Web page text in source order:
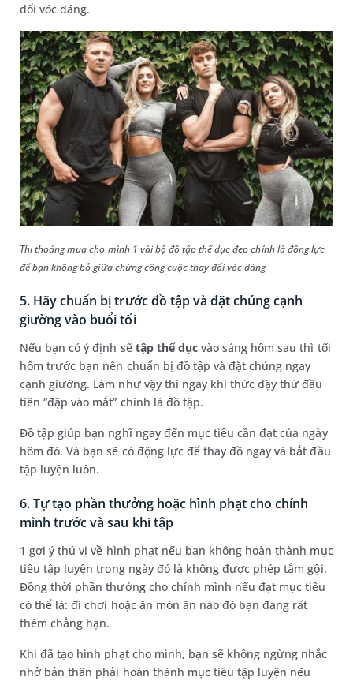
đổi vóc dáng.
Thi thoảng mua cho mình 1 vài bộ đồ tập thể dục đẹp chính là động lực
để bạn không bỏ giữa chừng công cuộc thay đổi vóc dáng
5. Hãy chuẩn bị trước đồ tập và đặt chúng cạnh
giường vào buổi tối
Nếu bạn có ý định sẽ tập thể dụcvào sáng hôm sau thì tối
hôm trước bạn nên chuẩn bị đồ tập và đặt chúng ngay
cạnh giường. Làm như vậy thì ngay khi thức dậy thứ đầu
tiên “đập vào mắt” chính là đồ tập.
Đồ tập giúp bạn nghĩ ngay đến mục tiêu cần đạt của ngày
hôm đó. Và bạn sẽ có động lực để thay đồ ngay và bắt đầu
tập luyện luôn.
6. Tự tạo phần thưởng hoặc hình phạt cho chính
mình trước và sau khi tập
1 gợi ý thú vị về hình phạt nếu bạn không hoàn thành mục
tiêu tập luyện trong ngày đó là không được phép tắm gội.
Đồng thời phần thưởng cho chính mình nếu đạt mục tiêu
có thể là: đi chơi hoặc ăn món ăn nào đó bạn đang rất
thèm chẳng hạn.
Khi đã tạo hình phạt cho mình, bạn sẽ không ngừng nhắc
nhở bản thân phải hoàn thành mục tiêu tập luyện nếu